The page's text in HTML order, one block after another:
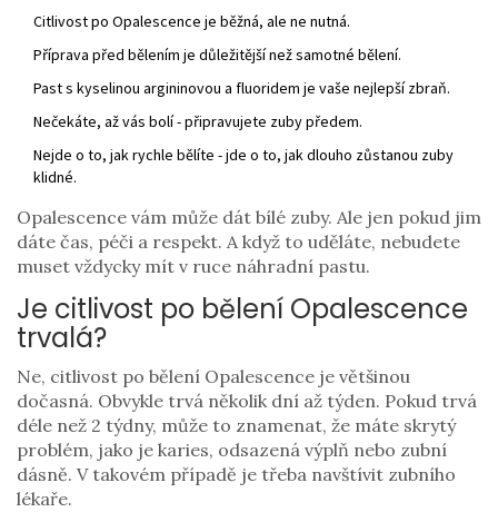
Citlivost po Opalescence je běžná, ale ne nutná.
Příprava před bělením je důležitější než samotné bělení.
Past s kyselinou argininovou a fluoridem je vaše nejlepší zbraň.
Nečekáte, až vás bolí - připravujete zuby předem.
Nejde o to, jak rychle bělíte - jde o to, jak dlouho zůstanou zuby
klidné.
Opalescence vám může dát bílé zuby. Ale jen pokud jim
dáte čas, péči a respekt. A když to uděláte, nebudete
muset vždycky mít v ruce náhradní pastu.
Je citlivost po bělení Opalescence
trvalá?
Ne, citlivost po bělení Opalescence je většinou
dočasná. Obvykle trvá několik dní až týden. Pokud trvá
déle než 2 týdny, může to znamenat, že máte skrytý
problém, jako je karies, odsazená výplň nebo zubní
dásně. V takovém případě je třeba navštívit zubního
lékaře.